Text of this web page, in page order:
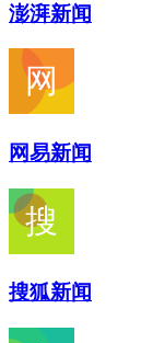
澎湃新闻
网易新闻
搜狐新闻